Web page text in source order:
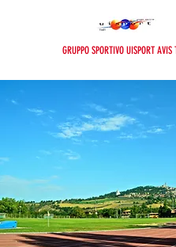
GRUPPO SPORTIVO UISPORT AVIS